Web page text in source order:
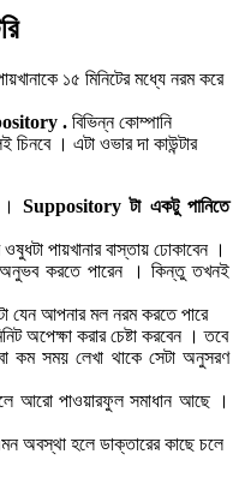
১৫ মিনিটের মধ্যে নরম করে
. বিভিন্ন কোম্পানি
চিনবে । এটা ওভার দা কাউন্টার
।Suppository টা একটু পানিতে
পায়খানার বাস্তায় ঢোকাবেন ।
অনুভব করতে পারেন । কিন্তু তখনই
যেন আপনার মল নরম করতে পারে
অপেক্ষা করার চেষ্টা করবেন । তবে
কম সময় লেখা থাকে সেটা অনুসরণ
আরো পাওয়ারফুল সমাধান আছে ।
অবস্থা হলে ডাক্তারের কাছে চলে